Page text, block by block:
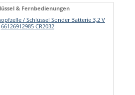
& Fernbedienungen